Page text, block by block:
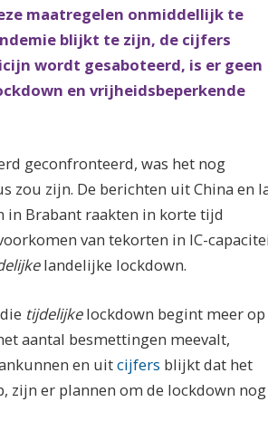
maatregelen onmiddellijk te
blijkt te zijn, de cijfers
wordt gesaboteerd, is er geen
en vrijheidsbeperkende
geconfronteerd, was het nog
zou zijn. De berichten uit China en
in Brabant raakten in korte tijd
van tekorten in IC-
landelijke lockdown.
tijdelijkelockdown begint meer op
aantal besmettingen meevalt,
en uitcijfers blijkt dat het
zijn er plannen om de lockdown nog